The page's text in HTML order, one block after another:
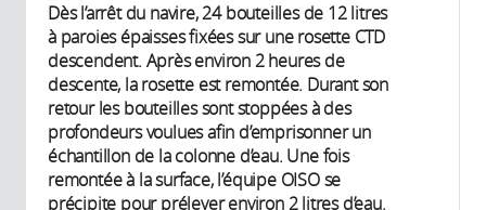
Dès l’arrêt du navire, 24 bouteilles de 12 litres
à paroies épaisses fixées sur une rosette CTD
descendent. Après environ 2 heures de
descente, la rosette est remontée. Durant son
retour les bouteilles sont stoppées à des
profondeurs voulues afin d’emprisonner un
échantillon de la colonne d’eau. Une fois
remontée à la surface, l’équipe OISO se
précipite pour prélever environ 2 litres d’eau.